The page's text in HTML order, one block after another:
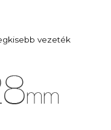
vezeték